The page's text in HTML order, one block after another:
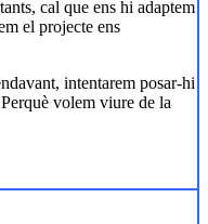
cal que ens hi adaptem
el projecte ens
intentarem posar-hi
volem viure de la